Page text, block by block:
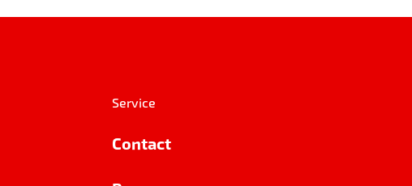
Service
Contact